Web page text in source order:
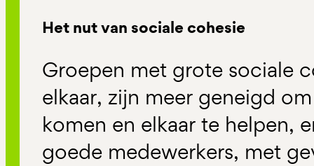
Het nut van sociale cohesie
Groepen met grote sociale
elkaar, zijn meer geneigd
komen en elkaar te helpen,
goede medewerkers, met